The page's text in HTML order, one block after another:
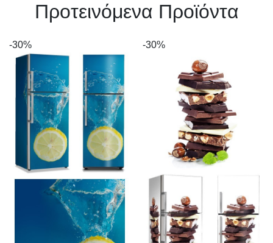
Πρoτεινόμενα Προϊόντα
-30% -30%